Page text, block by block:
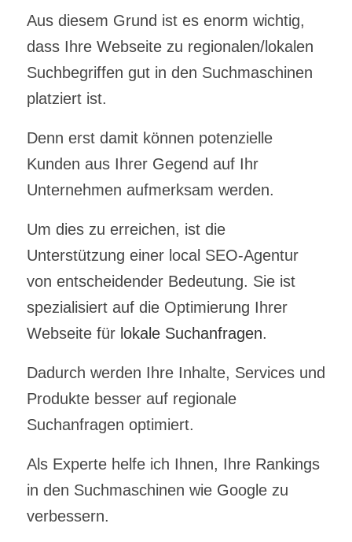
Aus diesem Grund ist es enorm wichtig,
dass Ihre Webseite zu regionalen/lokalen
Suchbegriffen gut in den Suchmaschinen
platziert ist.
Denn erst damit können potenzielle
Kunden aus Ihrer Gegend auf Ihr
Unternehmen aufmerksam werden.
Um dies zu erreichen, ist die
Unterstützung einer local SEO-Agentur
von entscheidender Bedeutung. Sie ist
spezialisiert auf die Optimierung Ihrer
Webseite für lokale Suchanfragen.
Dadurch werden Ihre Inhalte, Services und
Produkte besser auf regionale
Suchanfragen optimiert.
Als Experte helfe ich Ihnen, Ihre Rankings
in den Suchmaschinen wie Google zu
verbessern.